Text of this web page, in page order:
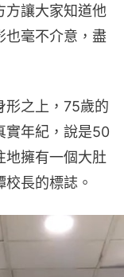
方讓大家知道他
也毫不介意，盡
形之上，75歲的
實年紀，說是50
地擁有一個大肚
長的標誌。